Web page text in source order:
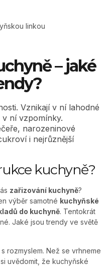
– jaké
Vznikají v ní lahodné
v ní vzpomínky.
narozeninové
i nejrůznější
kuchyně?
zařizování kuchyně?
výběr samotné kuchyňské
do kuchyně. Tentokrát
Jaké jsou trendy ve světě
rozmyslem. Než se vrhneme
si uvědomit, že kuchyňské